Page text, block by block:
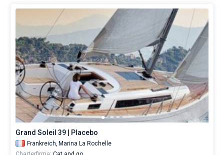
Grand Soleil 39 | Placebo
Frankreich, Marina La Rochelle